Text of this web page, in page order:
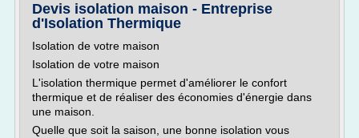
Devis isolation maison - Entreprise
d'Isolation Thermique
Isolation de votre maison
Isolation de votre maison
L'isolation thermique permet d'améliorer le confort
thermique et de réaliser des économies d'énergie dans
une maison.
Quelle que soit la saison, une bonne isolation vous